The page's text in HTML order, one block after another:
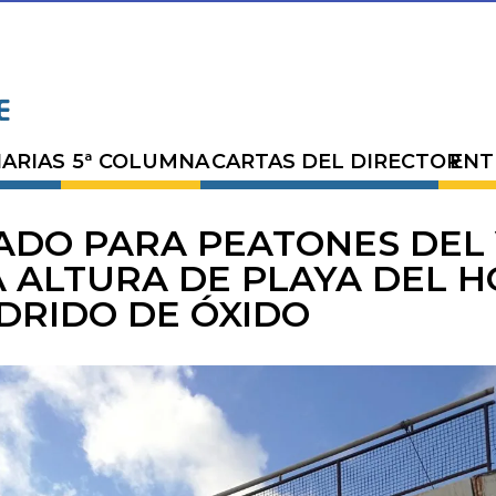
5ª COLUMNACARTAS DEL DIRECTOR
PARA PEATONES
ALTURA DE PLAYA DEL
DE ÓXIDO